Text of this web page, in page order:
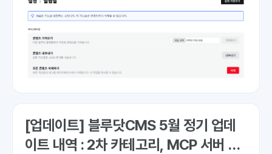
업하고 사이트 구조를 분석해야 합니다. 콘텐츠 내보내기
[업데이트] 블루닷CMS 5월 정기 업데
이트 내역 : 2차 카테고리, MCP 서버 기